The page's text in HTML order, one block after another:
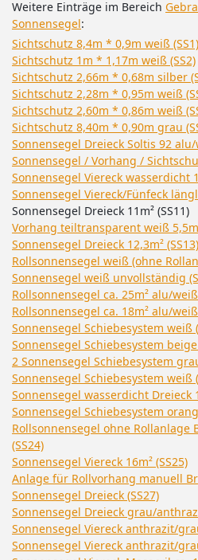
Weitere Einträge im Bereich
Sonnensegel:
Sichtschutz 8,4m * 0,9m weiß (SS1)
Sichtschutz 1m * 1,17m weiß (SS2)
Sichtschutz 2,66m * 0,68m silber
Sichtschutz 2,28m * 0,95m weiß
Sichtschutz 2,60m * 0,86m weiß
Sichtschutz 8,40m * 0,90m grau
Sonnensegel Dreieck Soltis 92 alu/
Sonnensegel / Vorhang /
Sonnensegel Viereck wasserdicht
Sonnensegel Viereck/Fünfeck
Sonnensegel Dreieck 11m² (SS11)
Vorhang teiltransparent weiß
Sonnensegel Dreieck 12,3m² (SS13)
Rollsonnensegel weiß (ohne
Sonnensegel weiß unvollständig
Rollsonnensegel ca. 25m² alu/weiß
Rollsonnensegel ca. 18m² alu/weiß
Sonnensegel Schiebesystem weiß
Sonnensegel Schiebesystem beige
2 Sonnensegel Schiebesystem
Sonnensegel Schiebesystem weiß
Sonnensegel wasserdicht Dreieck
Sonnensegel Schiebesystem
Rollsonnensegel ohne Rollanlage
(SS24)
Sonnensegel Viereck 16m² (SS25)
Anlage für Rollvorhang manuell
Sonnensegel Dreieck (SS27)
Sonnensegel Dreieck grau/
Sonnensegel Viereck anthrazit/
Sonnensegel Viereck anthrazit/